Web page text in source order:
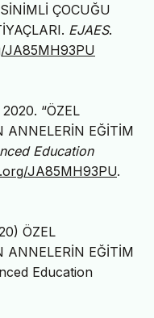
ÇOCUĞU
EJAES.
JA85MH93PU
“ÖZEL
ANNELERİN EĞİTİM
Education
JA85MH93PU.
ÖZEL
ANNELERİN EĞİTİM
Education